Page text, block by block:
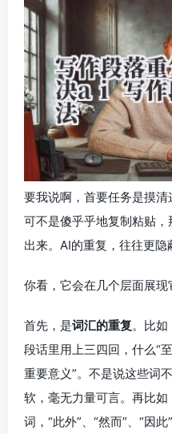
要我说啊，首要任务是摸清
可不是傻乎乎地复制粘贴
出来。AI的重复，往往更隐
你看，它会在几个层面展现
首先，是词汇的重复。比如
段话里用上三四回，什么“
重要意义”。不是说这些词
软，毫无力量可言。再比
词，“此外”、“然而”、“因